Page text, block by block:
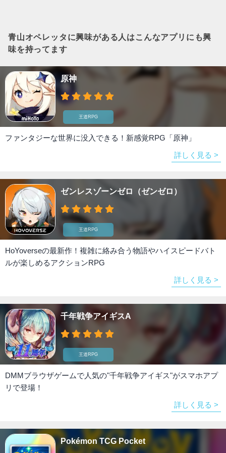
青山オペレッタ に興味がある人はこんなアプリにも興
味を持ってます
原神
王道RPG
ファンタジーな世界に没入できる！新感覚RPG「原神」
詳しく見る >
ゼンレスゾーンゼロ（ゼンゼロ）
王道RPG
HoYoverseの最新作！複雑に絡み合う物語やハイスピードバト
ルが楽しめるアクションRPG
詳しく見る >
千年戦争アイギスA
王道RPG
DMMブラウザゲームで人気の"千年戦争アイギス"がスマホアプ
リで登場！
詳しく見る >
Pokémon TCG Pocket